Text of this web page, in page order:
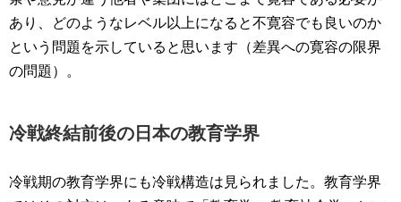
あり、どのようなレベル以上になると不寛容でも良いのか
という問題を示していると思います（差異への寛容の限界
の問題）。
冷戦終結前後の日本の教育学界
冷戦期の教育学界にも冷戦構造は見られました。教育学界